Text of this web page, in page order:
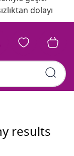
dolayı
results